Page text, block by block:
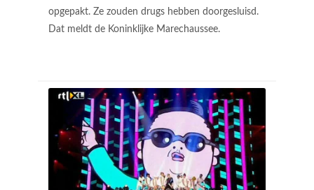
opgepakt. Ze zouden drugs hebben doorgesluisd.
Dat meldt de Koninklijke Marechaussee.